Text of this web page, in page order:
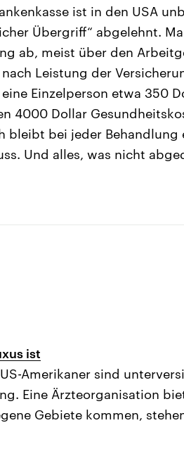
ist in den USA
Übergriff“ abgelehnt.
ab, meist über den
Leistung der
Einzelperson etwa 350
4000 Dollar
bleibt bei jeder Behandlung
Und alles, was nicht
ist
Amerikaner sind
Eine Ärzteorganisation
Gebiete kommen,